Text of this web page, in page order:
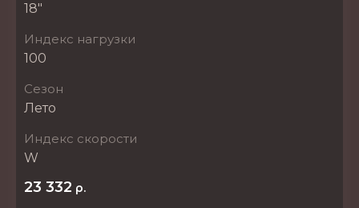
18"
Индекс нагрузки
100
Сезон
Лето
Индекс скорости
W
23 332 р.